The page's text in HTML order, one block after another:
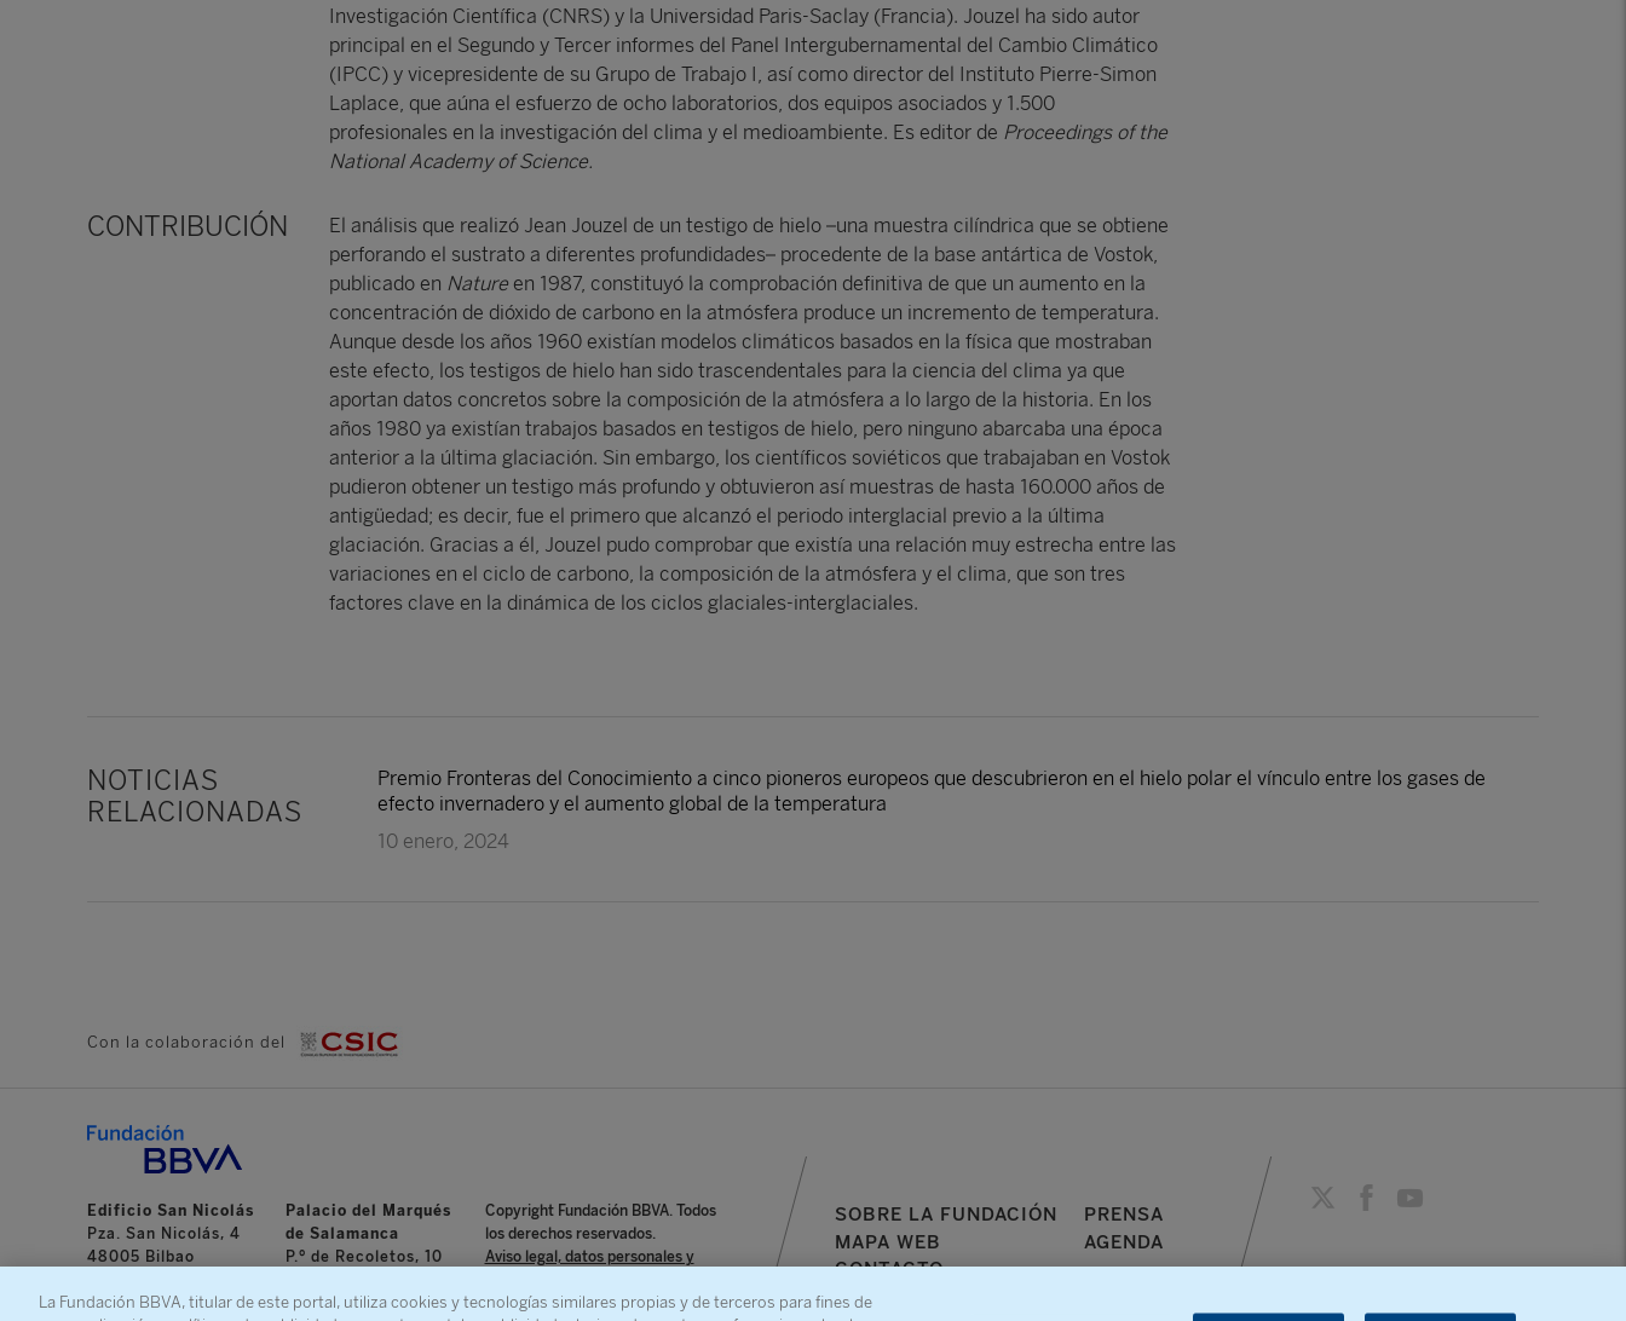
Investigación Científica (CNRS) y la Universidad Paris-Saclay (Francia). Jouzel ha sido autor
principal en el Segundo y Tercer informes del Panel Intergubernamental del Cambio Climático
(IPCC) y vicepresidente de su Grupo de Trabajo I, así como director del Instituto Pierre-Simon
Laplace, que aúna el esfuerzo de ocho laboratorios, dos equipos asociados y 1.500
profesionales en la investigación del clima y el medioambiente. Es editor de Proceedings of the
National Academy of Science.
CONTRIBUCIÓN
El análisis que realizó Jean Jouzel de un testigo de hielo –una muestra cilíndrica que se obtiene
perforando el sustrato a diferentes profundidades– procedente de la base antártica de Vostok,
publicado en Nature en 1987, constituyó la comprobación definitiva de que un aumento en la
concentración de dióxido de carbono en la atmósfera produce un incremento de temperatura.
Aunque desde los años 1960 existían modelos climáticos basados en la física que mostraban
este efecto, los testigos de hielo han sido trascendentales para la ciencia del clima ya que
aportan datos concretos sobre la composición de la atmósfera a lo largo de la historia. En los
años 1980 ya existían trabajos basados en testigos de hielo, pero ninguno abarcaba una época
anterior a la última glaciación. Sin embargo, los científicos soviéticos que trabajaban en Vostok
pudieron obtener un testigo más profundo y obtuvieron así muestras de hasta 160.000 años de
antigüedad; es decir, fue el primero que alcanzó el periodo interglacial previo a la última
glaciación. Gracias a él, Jouzel pudo comprobar que existía una relación muy estrecha entre las
variaciones en el ciclo de carbono, la composición de la atmósfera y el clima, que son tres
factores clave en la dinámica de los ciclos glaciales-interglaciales.
NOTICIAS
RELACIONADAS
Premio Fronteras del Conocimiento a cinco pioneros europeos que descubrieron en el hielo polar el vínculo entre los gases de
efecto invernadero y el aumento global de la temperatura
10 enero, 2024
Con la colaboración del
Edificio San Nicolás
Pza. San Nicolás, 4
48005 Bilbao
Palacio del Marqués
de Salamanca
P.º de Recoletos, 10
+34 91 374 54 00
Copyright Fundación BBVA. Todos
los derechos reservados.
Aviso legal, datos personales y
Canal de denuncia
SOBRE LA FUNDACIÓN
PRENSA
MAPA WEB
AGENDA
CONTACTO
nuestra actividad
La Fundación BBVA, titular de este portal, utiliza cookies y tecnologías similares propias y de terceros para fines de